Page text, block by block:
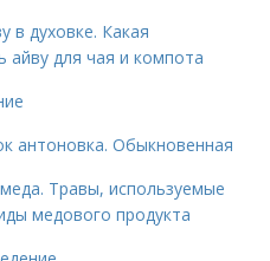
в духовке. Какая
айву для чая и компота
антоновка. Обыкновенная
Травы, используемые
медового продукта